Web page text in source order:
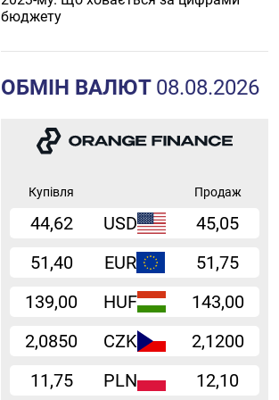
бюджету
ОБМІН ВАЛЮТ 08.08.2026
Купівля Продаж
44,62 USD
45,05
51,40
EUR
51,75
139,00
HUF
143,00
2,0850
CZK
2,1200
11,75
PLN
12,10